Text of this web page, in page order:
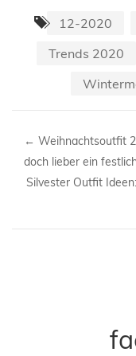
12-2020
Trends 2020
← Weihnachtsoutfit
doch lieber ein
Silvester Outfit